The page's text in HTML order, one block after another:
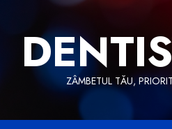
content
ZÂMBETUL TĂU,